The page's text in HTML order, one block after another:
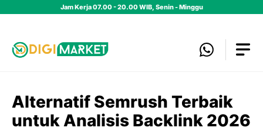
Jam Kerja 07.00 - 20.00 WIB, Senin - Minggu
Alternatif Semrush Terbaik
untuk Analisis Backlink 2026